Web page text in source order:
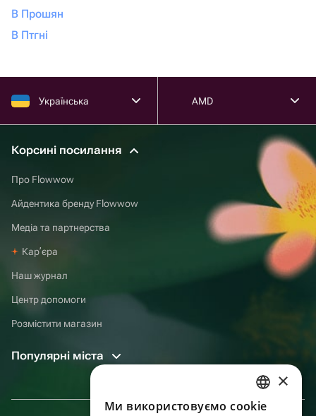
В Прошян
В Птгні
Українська AMD
Корсині посилання
Про Flowwow
Айдентика бренду Flowwow
Медіа та партнерства
Карʼєра
Наш журнал
Центр допомоги
Розмістити магазин
Популярні міста
RUSSIAN
×
Ми використовуємо cookie